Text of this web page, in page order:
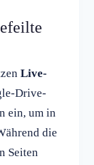
Live-
Drive-
ein, um in
die
Seiten